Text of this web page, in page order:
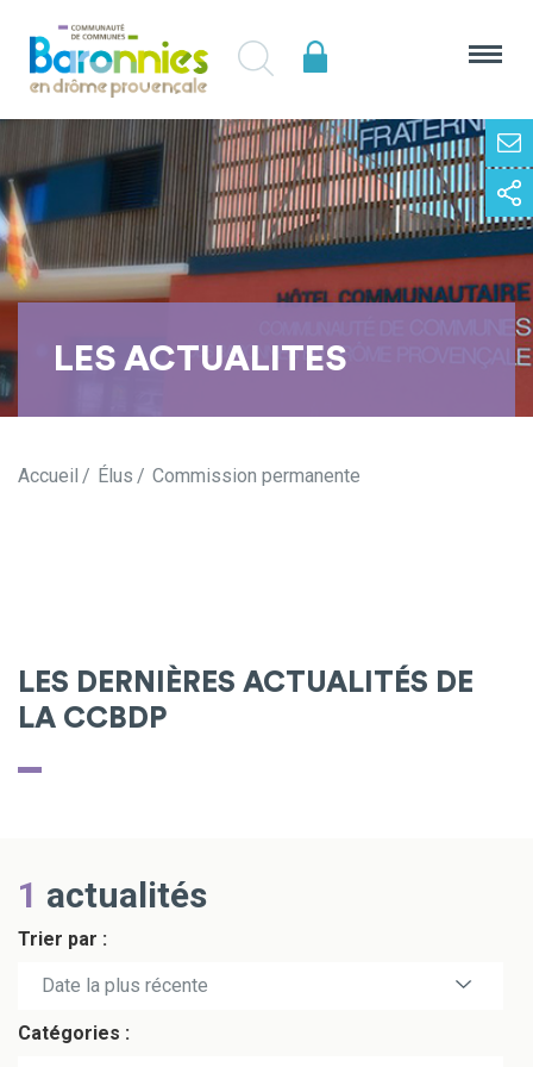
LES ACTUALITES
Accueil Élus Commission permanente
LES DERNIÈRES ACTUALITÉS DE
LA CCBDP
1 actualités
Trier par :
Date la plus récente
Date la plus ancienne
Catégories :